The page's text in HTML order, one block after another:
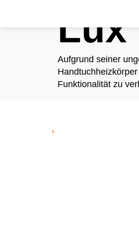
Lux
Aufgrund seiner
Funktionalität zu